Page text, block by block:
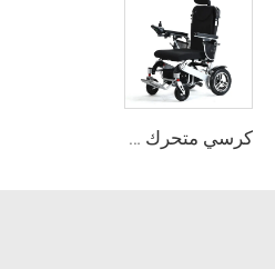
كرسي متحرك كهربائي قابل للطي يدويًا من سبائك الألومنيوم